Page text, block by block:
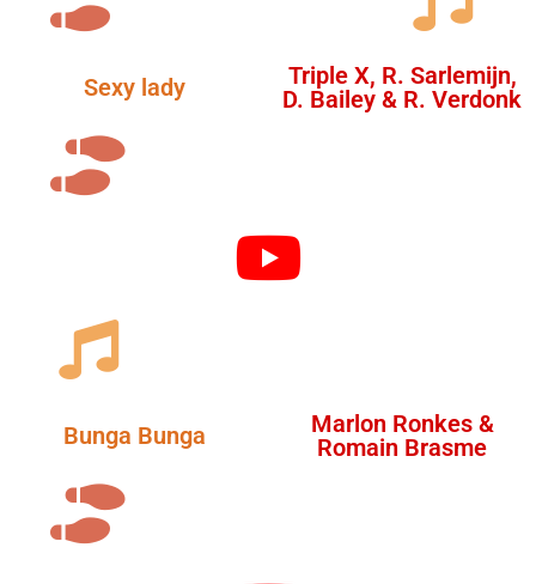
Sexy lady
Triple X, R. Sarlemijn,
D. Bailey & R. Verdonk
Bunga Bunga
Marlon Ronkes &
Romain Brasme